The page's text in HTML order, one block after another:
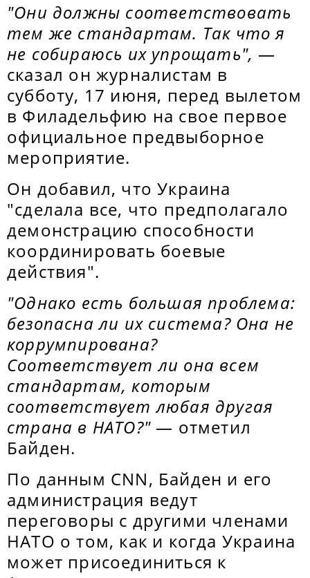
"Они должны соответствовать
тем же стандартам. Так что я
не собираюсь их упрощать", —
сказал он журналистам в
субботу, 17 июня, перед вылетом
в Филадельфию на свое первое
официальное предвыборное
мероприятие.
Он добавил, что Украина
"сделала все, что предполагало
демонстрацию способности
координировать боевые
действия".
"Однако есть большая проблема:
безопасна ли их система? Она не
коррумпирована?
Соответствует ли она всем
стандартам, которым
соответствует любая другая
страна в НАТО?" — отметил
Байден.
По данным CNN, Байден и его
администрация ведут
переговоры с другими членами
НАТО о том, как и когда Украина
может присоединиться к